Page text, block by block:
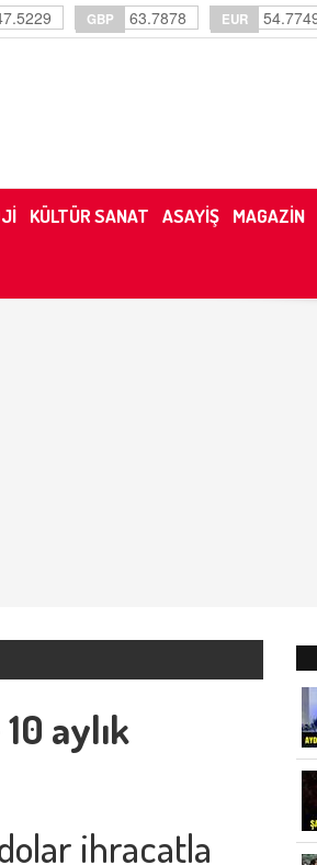
GBP 63.7878 EUR
KÜLTÜR SANAT ASAYİŞ MAGAZİN
aylık
ihracatla